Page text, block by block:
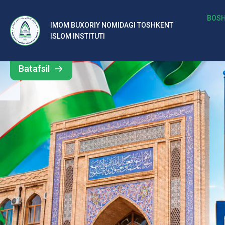
IMOM BUXORIY NOMIDAGI TOSHKENT
ISLOM INSTITUTI
b
al
ar
o‘
rt
a
si
d
Barcha
yangiliklar
Batafsil